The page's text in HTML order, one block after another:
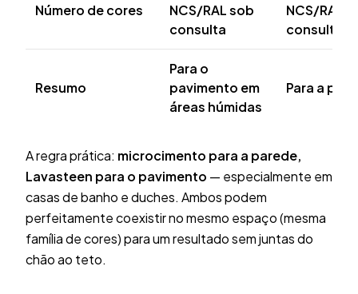
Número de cores
NCS/RAL sob
consulta
NCS/RAL
consulta
Resumo
Para o
pavimento em
áreas húmidas
Para a
A regra prática: microcimento para a parede,
Lavasteen para o pavimento — especialmente em
casas de banho e duches. Ambos podem
perfeitamente coexistir no mesmo espaço (mesma
família de cores) para um resultado sem juntas do
chão ao teto.